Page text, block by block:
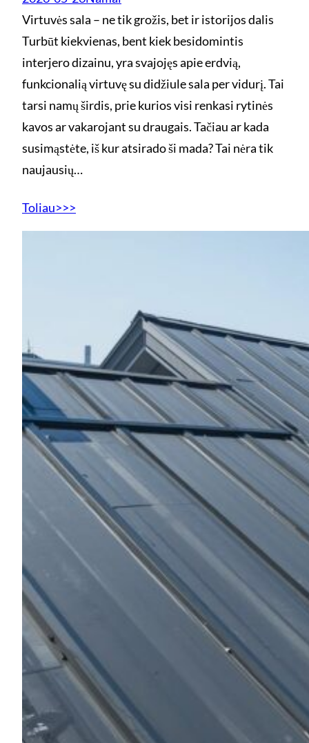
Virtuvės sala – ne tik grožis, bet ir istorijos dalis
Turbūt kiekvienas, bent kiek besidomintis
interjero dizainu, yra svajojęs apie erdvią,
funkcionalią virtuvę su didžiule sala per vidurį. Tai
tarsi namų širdis, prie kurios visi renkasi rytinės
kavos ar vakarojant su draugais. Tačiau ar kada
susimąstėte, iš kur atsirado ši mada? Tai nėra tik
naujausių…
Toliau>>>